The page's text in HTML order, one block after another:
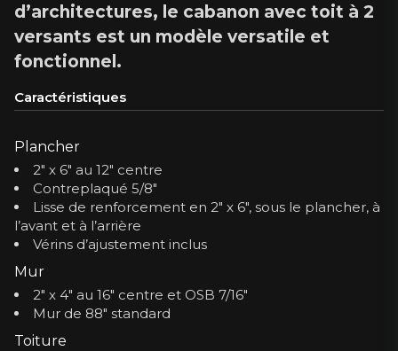
d’architectures, le cabanon avec toit à 2
versants est un modèle versatile et
fonctionnel.
Caractéristiques
Plancher
2″ x 6″ au 12″ centre
Contreplaqué 5/8″
Lisse de renforcement en 2″ x 6″, sous le plancher, à
l’avant et à l’arrière
Vérins d’ajustement inclus
Mur
2″ x 4″ au 16″ centre et OSB 7/16″
Mur de 88″ standard
Toiture